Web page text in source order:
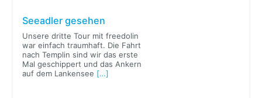
Seeadler gesehen
Unsere dritte Tour mit freedolin
war einfach traumhaft. Die Fahrt
nach Templin sind wir das erste
Mal geschippert und das Ankern
auf dem Lankensee […]